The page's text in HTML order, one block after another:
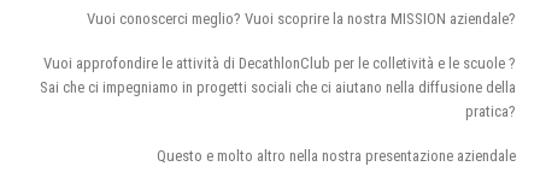
Vuoi conoscerci meglio? Vuoi scoprire la nostra MISSION aziendale?
Vuoi approfondire le attività di DecathlonClub per le colletività e le scuole ?
Sai che ci impegniamo in progetti sociali che ci aiutano nella diffusione della
pratica?
Questo e molto altro nella nostra presentazione aziendale